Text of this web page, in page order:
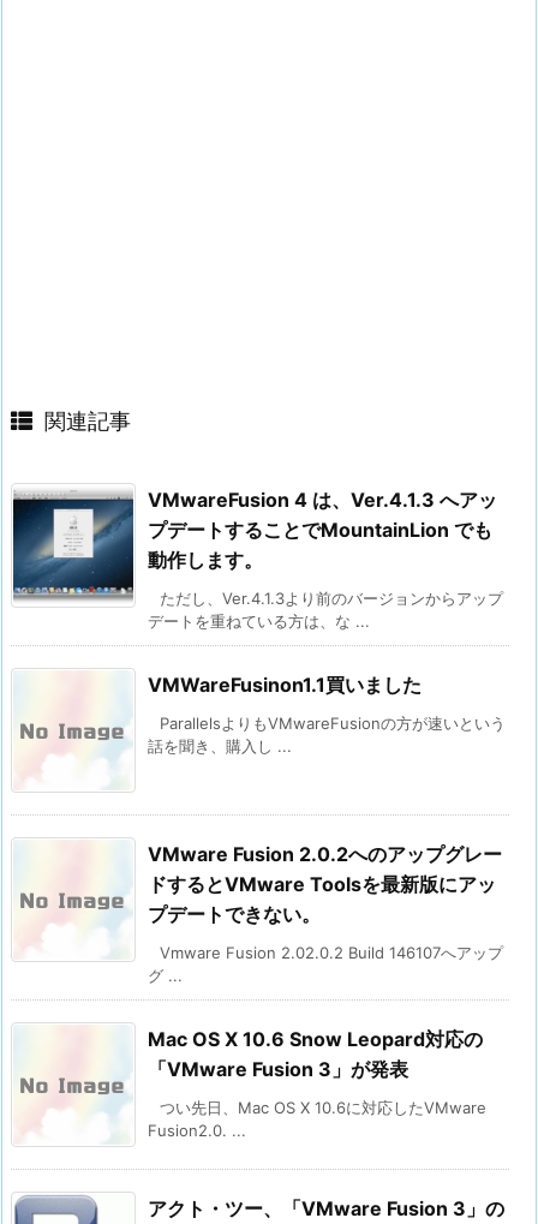
関連記事
VMwareFusion 4 は、Ver.4.1.3 へアッ
プデートすることでMountainLion でも
動作します。
ただし、Ver.4.1.3より前のバージョンからアップ
デートを重ねている方は、な ...
VMWareFusinon1.1買いました
ParallelsよりもVMwareFusionの方が速いという
話を聞き、購入し ...
VMware Fusion 2.0.2へのアップグレー
ドするとVMware Toolsを最新版にアッ
プデートできない。
Vmware Fusion 2.02.0.2 Build 146107へアップ
グ ...
Mac OS X 10.6 Snow Leopard対応の
「VMware Fusion 3」が発表
つい先日、Mac OS X 10.6に対応したVMware
Fusion2.0. ...
アクト・ツー、「VMware Fusion 3」の